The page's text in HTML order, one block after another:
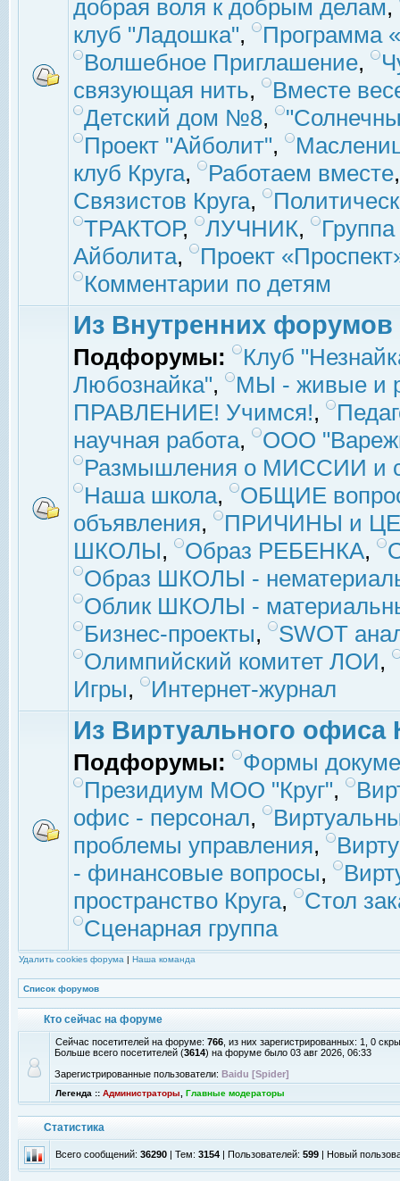
добрая воля к добрым делам,
клуб "Ладошка",
Программа
Волшебное Приглашение,
связующая нить,
Вместе
Детский дом №8,
Проект "Айболит",
клуб Круга, Работаем вместе
Связистов Круга,
ТРАКТОР, ЛУЧНИК,
Айболита,
Проект
Комментарии по детям
Из Внутренних форумов
Подфорумы:
Клуб
Любознайка",
МЫ - живые и
ПРАВЛЕНИЕ! Учимся!,
научная работа,
ООО
Размышления о МИССИИ и
Наша школа,
ОБЩИЕ
объявления,
ПРИЧИНЫ и
ШКОЛЫ, Образ РЕБЕНКА,
Образ ШКОЛЫ -
Облик ШКОЛЫ -
Бизнес-проекты,
SWOT
Олимпийский комитет ЛОИ,
Игры, Интернет-журнал
Из Виртуального офиса
Подфорумы:
Формы
Президиум МОО "Круг",
офис - персонал,
проблемы управления,
- финансовые вопросы,
пространство Круга,
Стол
Сценарная группа
Удалить cookies форума | Наша команда
Список форумов
Кто сейчас на форуме
Сейчас посетителей на форуме: 766 , из них зарегистрированных: 1, 0
Больше всего посетителей (3614) на форуме было 03 авг 2026, 06:33
Зарегистрированные пользователи: Baidu [Spider]
Легенда :: Администраторы Главные модераторы
Статистика
Всего сообщений: 36290 | Тем: 3154 | Пользователей: 599 | Новый